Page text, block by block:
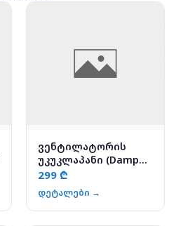
ვენტილატორის
უკუკლაპანი (Damper)
- BHC-100
299 ₾
დეტალები →